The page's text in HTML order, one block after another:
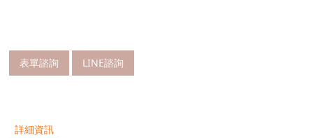
表單諮詢 LINE諮詢
詳細資訊